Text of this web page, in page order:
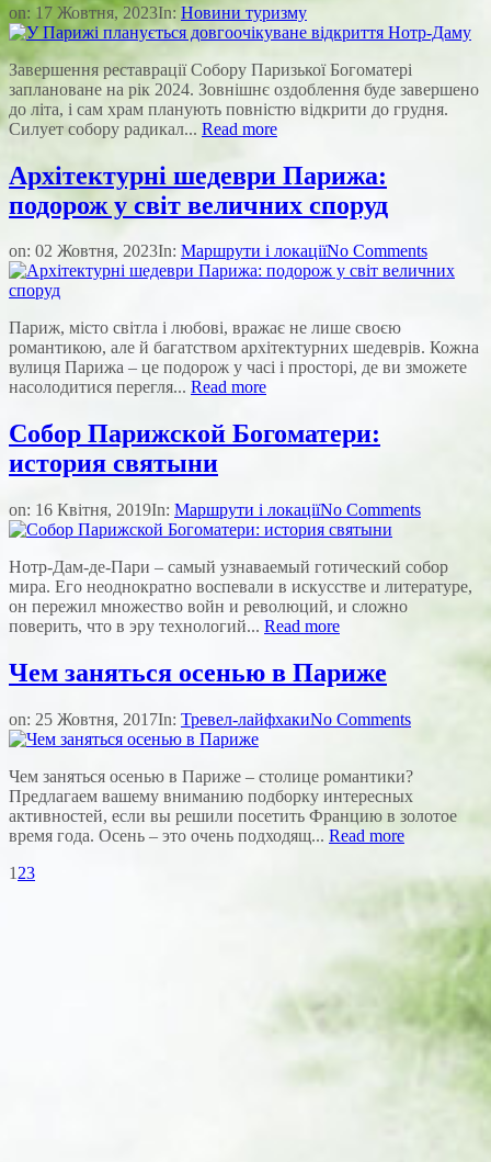
on: 17 Жовтня, 2023In: Новини туризму
Завершення реставрації Собору Паризької Богоматері
заплановане на рік 2024. Зовнішнє оздоблення буде завершено
до літа, і сам храм планують повністю відкрити до грудня.
Силует собору радикал... Read more
Архітектурні шедеври Парижа:
подорож у світ величних споруд
on: 02 Жовтня, 2023In: Маршрути і локаціїNo Comments
Париж, місто світла і любові, вражає не лише своєю
романтикою, але й багатством архітектурних шедеврів. Кожна
вулиця Парижа – це подорож у часі і просторі, де ви зможете
насолодитися перегля... Read more
Собор Парижской Богоматери:
история святыни
on: 16 Квітня, 2019In: Маршрути і локаціїNo Comments
Нотр-Дам-де-Пари – самый узнаваемый готический собор
мира. Его неоднократно воспевали в искусстве и литературе,
он пережил множество войн и революций, и сложно
поверить, что в эру технологий... Read more
Чем заняться осенью в Париже
on: 25 Жовтня, 2017In: Тревел-лайфхакиNo Comments
Чем заняться осенью в Париже – столице романтики?
Предлагаем вашему вниманию подборку интересных
активностей, если вы решили посетить Францию в золотое
время года. Осень – это очень подходящ... Read more
1 23